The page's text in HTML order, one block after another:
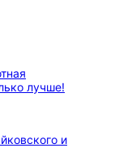
лучше!